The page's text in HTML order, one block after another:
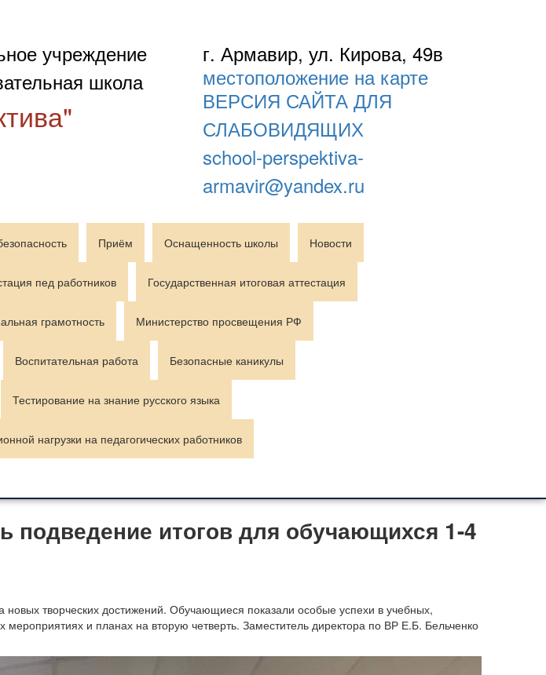
учреждение
школа
г. Армавир, ул. Кирова, 49в
местоположение на карте
ВЕРСИЯ САЙТА ДЛЯ
СЛАБОВИДЯЩИХ
school-perspektiva-
armavir@yandex.ru
Приём Оснащенность школы Новости
пед работников Государственная итоговая аттестация
грамотность Министерство просвещения РФ
Воспитательная работа Безопасные каникулы
Тестирование на знание русского языка
нагрузки на педагогических работников
подведение итогов для обучающихся 1-4
творческих достижений. Обучающиеся показали особые успехи в учебных,
и планах на вторую четверть. Заместитель директора по ВР Е.Б. Бельченко